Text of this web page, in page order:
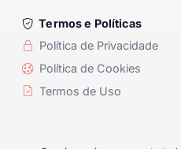
Termos e Políticas
Política de Privacidade
Política de Cookies
Termos de Uso